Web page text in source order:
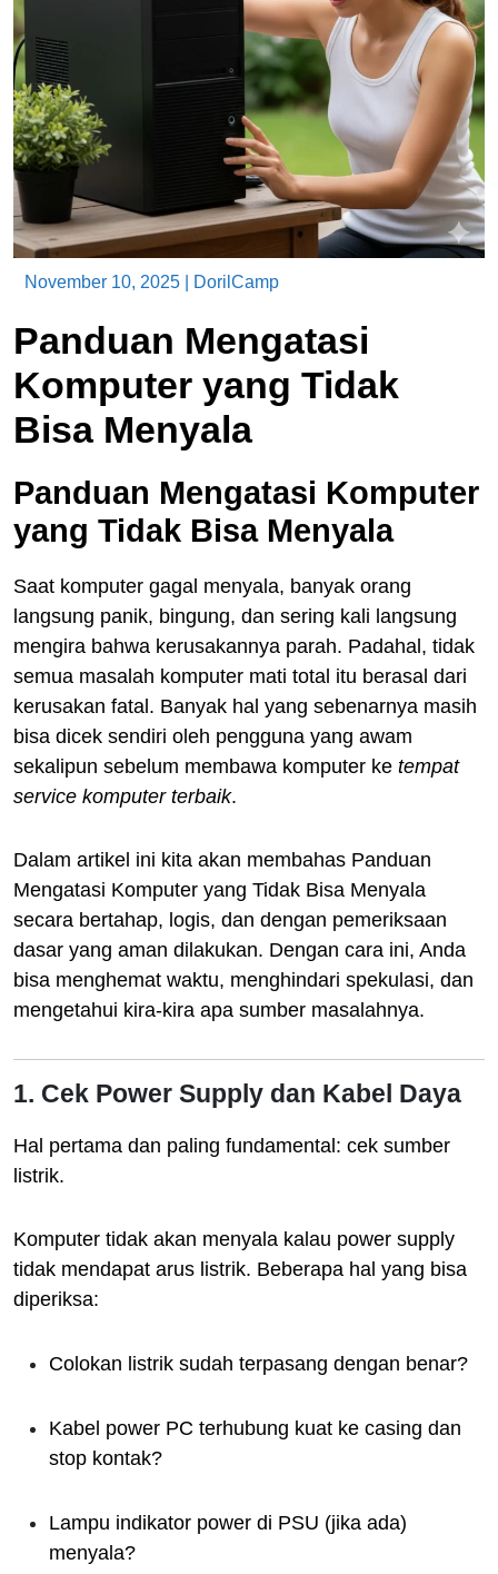
November 10, 2025 DorilCamp
Panduan Mengatasi
Komputer yang Tidak
Bisa Menyala
Panduan Mengatasi Komputer
yang Tidak Bisa Menyala
Saat komputer gagal menyala, banyak orang
langsung panik, bingung, dan sering kali langsung
mengira bahwa kerusakannya parah. Padahal, tidak
semua masalah komputer mati total itu berasal dari
kerusakan fatal. Banyak hal yang sebenarnya masih
bisa dicek sendiri oleh pengguna yang awam
sekalipun sebelum membawa komputer ke tempat
service komputer terbaik.
Dalam artikel ini kita akan membahas Panduan
Mengatasi Komputer yang Tidak Bisa Menyala
secara bertahap, logis, dan dengan pemeriksaan
dasar yang aman dilakukan. Dengan cara ini, Anda
bisa menghemat waktu, menghindari spekulasi, dan
mengetahui kira-kira apa sumber masalahnya.
1. Cek Power Supply dan Kabel Daya
Hal pertama dan paling fundamental: cek sumber
listrik.
Komputer tidak akan menyala kalau power supply
tidak mendapat arus listrik. Beberapa hal yang bisa
diperiksa:
Colokan listrik sudah terpasang dengan benar?
Kabel power PC terhubung kuat ke casing dan
stop kontak?
Lampu indikator power di PSU (jika ada)
menyala?